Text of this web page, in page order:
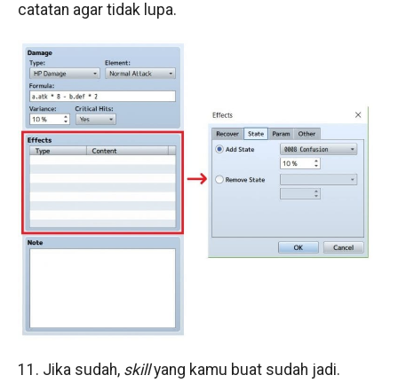
catatan agar tidak lupa.
11. Jika sudah, skillyang kamu buat sudah jadi.